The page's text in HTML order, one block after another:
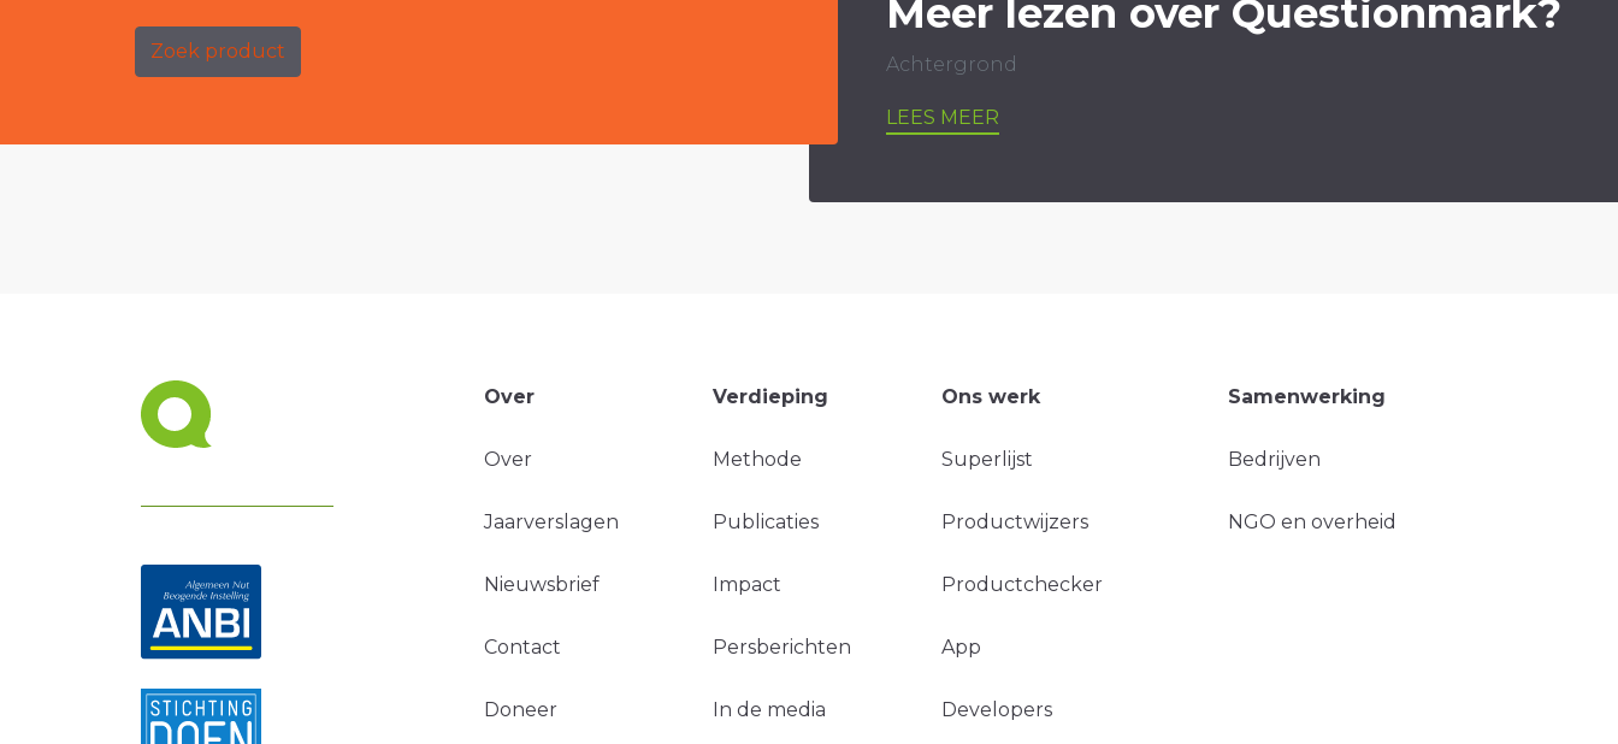
Zoek product
Meer lezen over Questionmark?
Achtergrond
LEES MEER
Over
Over
Jaarverslagen
Nieuwsbrief
Contact
Doneer
Verdieping
Methode
Publicaties
Impact
Persberichten
In de media
Ons werk
Superlijst
Productwijzers
Productchecker
App
Developers
Samenwerking
Bedrijven
NGO en overheid